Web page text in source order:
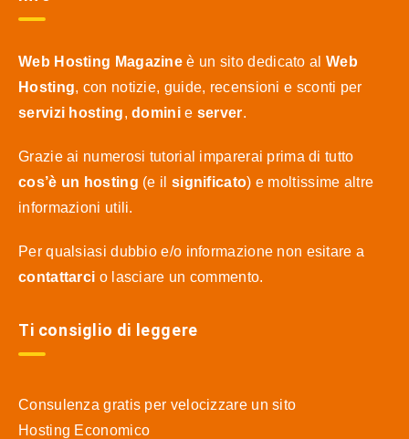
Web Hosting Magazine è un sito dedicato al Web
Hosting, con notizie, guide, recensioni e sconti per
servizi hosting,dominie server.
Grazie ai numerosi tutorial imparerai prima di tutto
cos’è un hosting (e il significato) e moltissime altre
informazioni utili.
Per qualsiasi dubbio e/o informazione non esitare a
contattarci o lasciare un commento.
Ti consiglio di leggere
Consulenza gratis per velocizzare un sito
Hosting Economico